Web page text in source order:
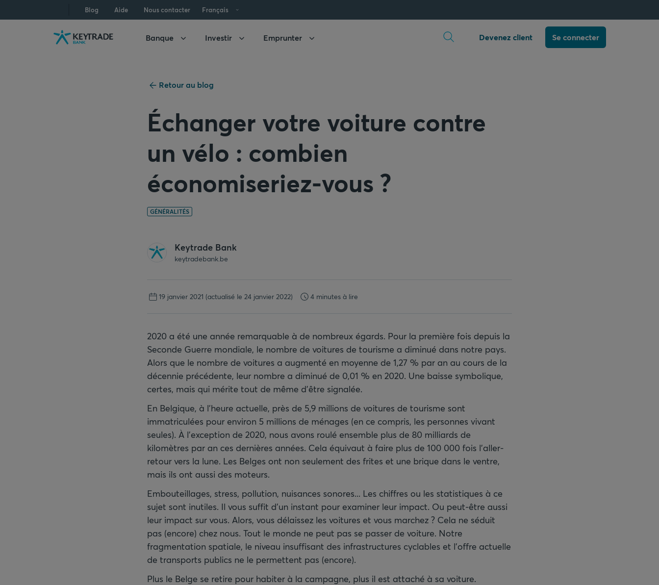
à
à
au
Blog Aide Nous contacter Français
Banque Investir Emprunter Devenez client Se connecter
Retour au blog
Échanger votre voiture contre
un vélo : combien
économiseriez-vous ?
GÉNÉRALITÉS
Keytrade Bank
keytradebank.be
19 janvier 2021 (actualisé le 24 janvier 2022) 4 minutes à lire
2020 a été une année remarquable à de nombreux égards. Pour la première fois depuis la
Seconde Guerre mondiale, le nombre de voitures de tourisme a diminué dans notre pays.
Alors que le nombre de voitures a augmenté en moyenne de 1,27 % par an au cours de la
décennie précédente, leur nombre a diminué de 0,01 % en 2020. Une baisse symbolique,
certes, mais qui mérite tout de même d'être signalée.
En Belgique, à l'heure actuelle, près de 5,9 millions de voitures de tourisme sont
immatriculées pour environ 5 millions de ménages (en ce compris, les personnes vivant
seules). À l'exception de 2020, nous avons roulé ensemble plus de 80 milliards de
kilomètres par an ces dernières années. Cela équivaut à faire plus de 100 000 fois l'aller-
retour vers la lune. Les Belges ont non seulement des frites et une brique dans le ventre,
mais ils ont aussi des moteurs.
Embouteillages, stress, pollution, nuisances sonores... Les chiffres ou les statistiques à ce
sujet sont inutiles. Il vous suffit d'un instant pour examiner leur impact. Ou peut-être aussi
leur impact sur vous. Alors, vous délaissez les voitures et vous marchez ? Cela ne séduit
pas (encore) chez nous. Tout le monde ne peut pas se passer de voiture. Notre
fragmentation spatiale, le niveau insuffisant des infrastructures cyclables et l'offre actuelle
de transports publics ne le permettent pas (encore).
Plus le Belge se retire pour habiter à la campagne, plus il est attaché à sa voiture.